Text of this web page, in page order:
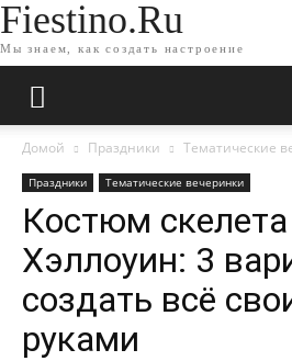
Fiestino.Ru
Мы знаем, как создать настроение
Домой Праздники Тематические
Праздники Тематические вечеринки
Костюм
Хэллоуин: 3
создать всё
руками